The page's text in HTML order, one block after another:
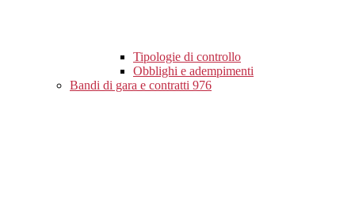
Tipologie di controllo
Obblighi e adempimenti
Bandi di gara e contratti 976